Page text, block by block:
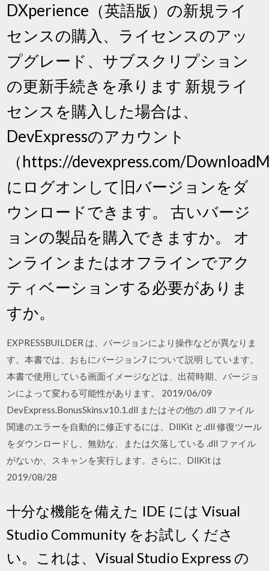
DXperience（英語版）の新規ライ
センスの購入、ライセンスのアッ
プグレード、サブスクリプション
の更新手続きを承ります 新規ライ
センスを購入した場合は、
DevExpressのアカウント
（https://devexpress.com/
にログオンして旧バージョンをダ
ウンロードできます。 古いバージ
ョンの製品を購入できますか。 オ
ンラインまたはオフラインでアク
ティベーションする必要がありま
すか。
EXPRESSBUILDER は、バージョンにより操作などが異なりま
す。本書では、おもにバージョン7 について説明 しています。
本書で使用している画面イメージなどは、出荷時期、バージョ
ンによって変わる可能性があります。 2019/06/09
DevExpress.BonusSkins.v10.1.dll またはその他の .dll ファイル
関連のエラーを自動的に修正するには、DllKit と.dll 修復ツール
をダウンロードし、無効な、または欠落している .dll ファイル
がないか、スキャンを実行します。さらに、DllKit は
2019/08/28
十分な機能を備えた IDE には Visual
Studio Community をお試しくださ
い。これは、Visual Studio Express の